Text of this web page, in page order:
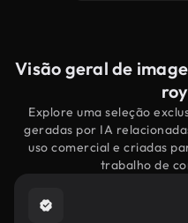
Visão geral de
Explore uma seleção
geradas por IA
uso comercial e criadas
trabalho de